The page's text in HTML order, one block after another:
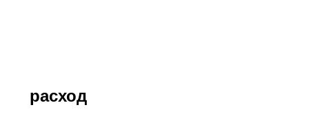
расход